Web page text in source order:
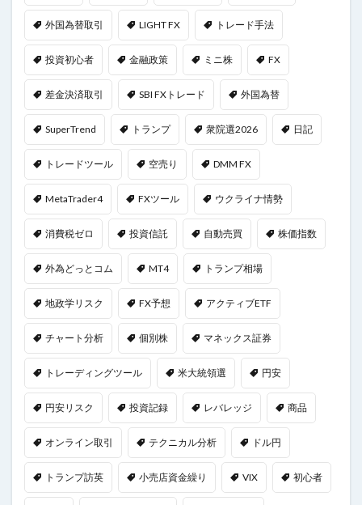
外国為替取引 LIGHT FX トレード手法
投資初心者 金融政策 ミニ株 FX
差金決済取引 SBI FXトレード 外国為替
SuperTrend トランプ 衆院選2026 日記
トレードツール 空売り DMM FX
MetaTrader4 FXツール ウクライナ情勢
消費税ゼロ 投資信託 自動売買 株価指数
外為どっとコム MT4 トランプ相場
地政学リスク FX予想 アクティブETF
チャート分析 個別株 マネックス証券
トレーディングツール 米大統領選 円安
円安リスク 投資記録 レバレッジ 商品
オンライン取引 テクニカル分析 ドル円
トランプ訪英 小売店資金繰り VIX 初心者